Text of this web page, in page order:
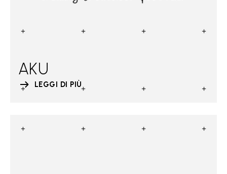
AKU
LEGGI DI PIÙ